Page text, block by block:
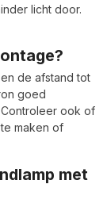
licht door.
de afstand tot
goed
ook of
maken of
met